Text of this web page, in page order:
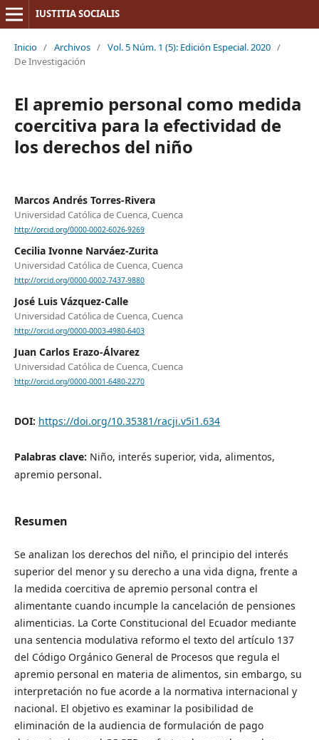
IUSTITIA SOCIALIS
Inicio / Archivos / Vol. 5 Núm. 1 (5): Edición Especial. 2020 /
De Investigación
El apremio personal como medida
coercitiva para la efectividad de
los derechos del niño
Marcos Andrés Torres-Rivera
Universidad Católica de Cuenca, Cuenca
http://orcid.org/0000-0002-6026-9269
Cecilia Ivonne Narváez-Zurita
Universidad Católica de Cuenca, Cuenca
http://orcid.org/0000-0002-7437-9880
José Luis Vázquez-Calle
Universidad Católica de Cuenca, Cuenca
http://orcid.org/0000-0003-4980-6403
Juan Carlos Erazo-Álvarez
Universidad Católica de Cuenca, Cuenca
http://orcid.org/0000-0001-6480-2270
DOI: https://doi.org/10.35381/racji.v5i1.634
Palabras clave: Niño, interés superior, vida, alimentos,
apremio personal.
Resumen
Se analizan los derechos del niño, el principio del interés
superior del menor y su derecho a una vida digna, frente a
la medida coercitiva de apremio personal contra el
alimentante cuando incumple la cancelación de pensiones
alimenticias. La Corte Constitucional del Ecuador mediante
una sentencia modulativa reformo el texto del artículo 137
del Código Orgánico General de Procesos que regula el
apremio personal en materia de alimentos, sin embargo, su
interpretación no fue acorde a la normativa internacional y
nacional. El objetivo es examinar la posibilidad de
eliminación de la audiencia de formulación de pago